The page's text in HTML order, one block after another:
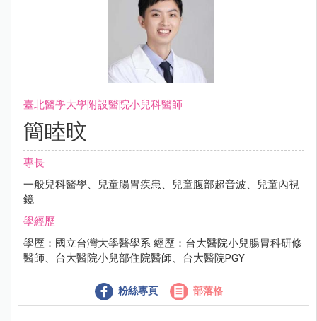
臺北醫學大學附設醫院小兒科醫師
簡睦旼
專長
一般兒科醫學、兒童腸胃疾患、兒童腹部超音波、兒童內視
鏡
學經歷
學歷：國立台灣大學醫學系 經歷：台大醫院小兒腸胃科研修
醫師、台大醫院小兒部住院醫師、台大醫院PGY
粉絲專頁 部落格